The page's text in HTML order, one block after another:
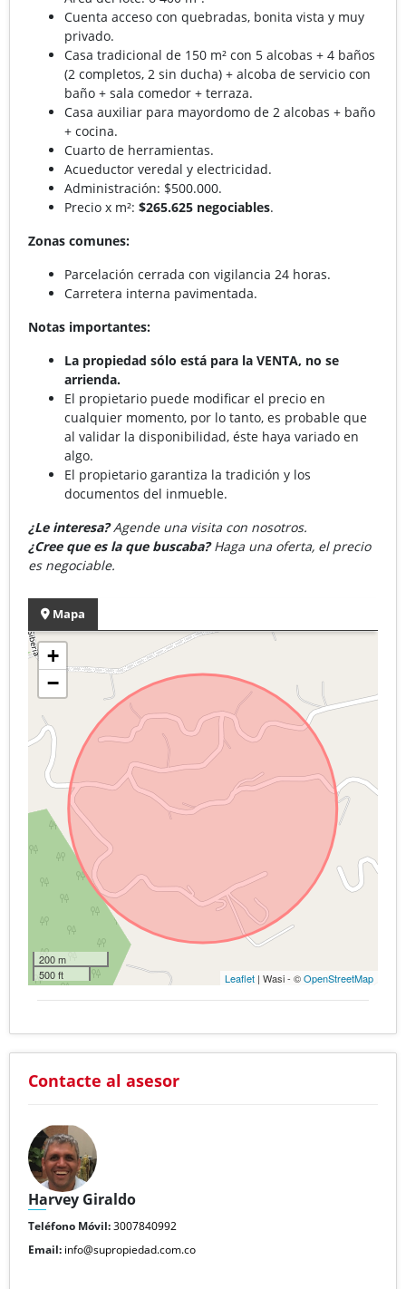
Cuenta acceso con quebradas, bonita vista y muy
privado.
Casa tradicional de 150 m² con 5 alcobas + 4 baños
(2 completos, 2 sin ducha) + alcoba de servicio con
baño + sala comedor + terraza.
Casa auxiliar para mayordomo de 2 alcobas + baño
+ cocina.
Cuarto de herramientas.
Acueductor veredal y electricidad.
Administración: $500.000.
Precio x m²: $265.625 negociables.
Zonas comunes:
Parcelación cerrada con vigilancia 24 horas.
Carretera interna pavimentada.
Notas importantes:
La propiedad sólo está para la VENTA, no se
arrienda.
El propietario puede modificar el precio en
cualquier momento, por lo tanto, es probable que
al validar la disponibilidad, éste haya variado en
algo.
El propietario garantiza la tradición y los
documentos del inmueble.
¿Le interesa?Agende una visita con nosotros.
¿Cree que es la que buscaba?Haga una oferta, el precio
es negociable.
Mapa
+
−
200 m
500 ft
Leaflet | Wasi - ©OpenStreetMap
Contacte al asesor
Harvey Giraldo
Teléfono Móvil:3007840992
Email: info@supropiedad.com.co